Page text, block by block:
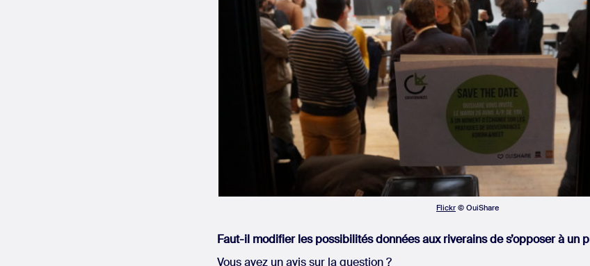
Flickr © OuiShare
Faut-il modifier les possibilités données aux riverains de s’opposer à un
Vous avez un avis sur la question ?